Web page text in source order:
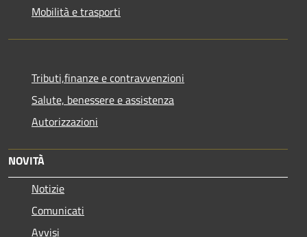
Mobilità e trasporti
Tributi,finanze e contravvenzioni
Salute, benessere e assistenza
Autorizzazioni
NOVITÀ
Notizie
Comunicati
Avvisi